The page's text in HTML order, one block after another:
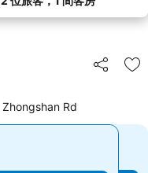
分享
加
Rd